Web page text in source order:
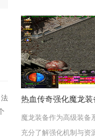
热血传奇强化魔龙装
魔龙装备作为高级装备
充分了解强化机制与资